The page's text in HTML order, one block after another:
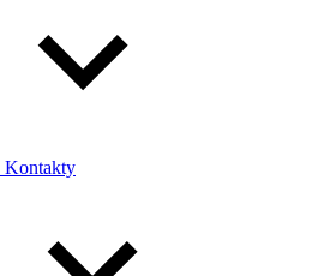
Kontakty